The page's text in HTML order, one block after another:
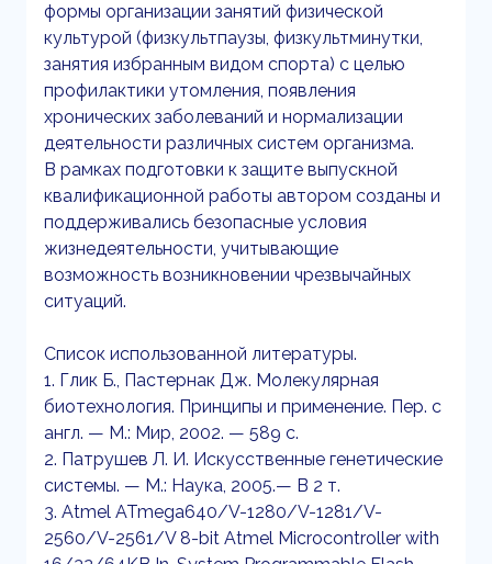
формы организации занятий физической
культурой (физкультпаузы, физкультминутки,
занятия избранным видом спорта) с целью
профилактики утомления, появления
хронических заболеваний и нормализации
деятельности различных систем организма.
В рамках подготовки к защите выпускной
квалификационной работы автором созданы и
поддерживались безопасные условия
жизнедеятельности, учитывающие
возможность возникновении чрезвычайных
ситуаций.
Список использованной литературы.
1. Глик Б., Пастернак Дж. Молекулярная
биотехнология. Принципы и применение. Пер. с
англ. — М.: Мир, 2002. — 589 с.
2. Патрушев Л. И. Искусственные генетические
системы. — М.: Наука, 2005.— В 2 т.
3. Atmel ATmega640/V-1280/V-1281/V-
2560/V-2561/V 8-bit Atmel Microcontroller with